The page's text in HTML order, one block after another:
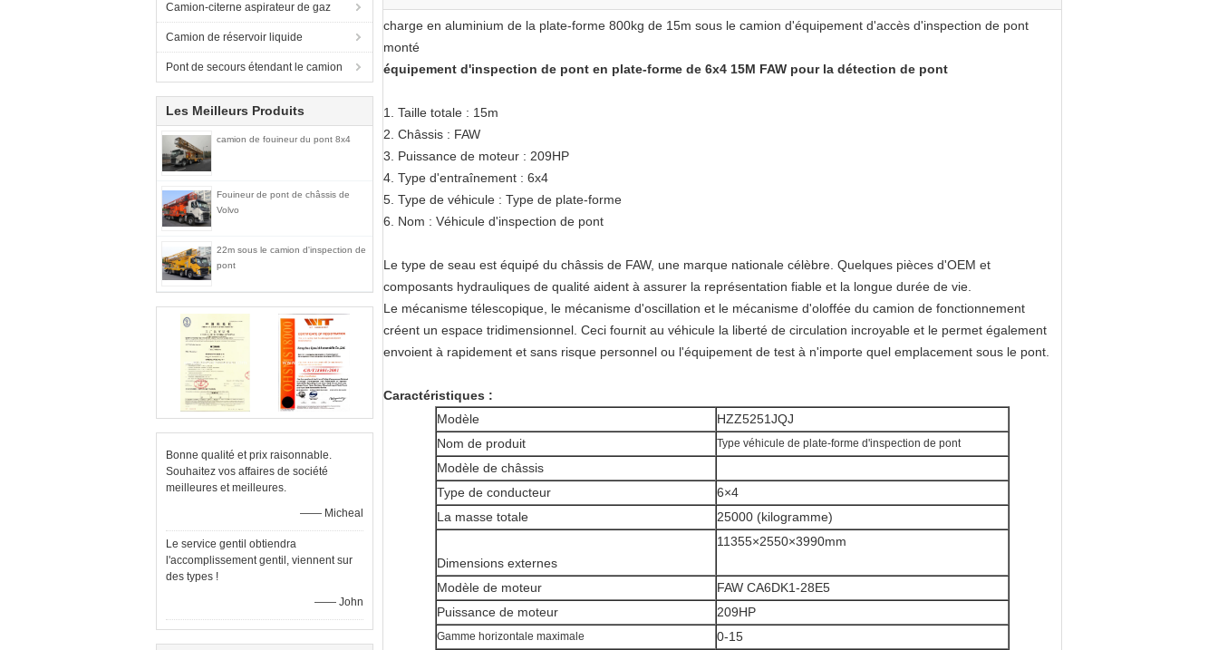
Camion-citerne aspirateur de gaz
Camion de réservoir liquide
Pont de secours étendant le camion
Les Meilleurs Produits
camion de fouineur du pont 8x4
Fouineur de pont de châssis de
Volvo
22m sous le camion d'inspection de
pont
Bonne qualité et prix raisonnable.
Souhaitez vos affaires de société
meilleures et meilleures.
—— Micheal
Le service gentil obtiendra
l'accomplissement gentil, viennent sur
des types !
—— John
charge en aluminium de la plate-forme 800kg de 15m sous le camion d'équipement d'accès d'inspection de pont
monté
équipement d'inspection de pont en plate-forme de 6x4 15M FAW pour la détection de pont
1. Taille totale : 15m
2. Châssis : FAW
3. Puissance de moteur : 209HP
4. Type d'entraînement : 6x4
5. Type de véhicule : Type de plate-forme
6. Nom : Véhicule d'inspection de pont
Le type de seau est équipé du châssis de FAW, une marque nationale célèbre. Quelques pièces d'OEM et
composants hydrauliques de qualité aident à assurer la représentation fiable et la longue durée de vie.
Le mécanisme télescopique, le mécanisme d'oscillation et le mécanisme d'oloffée du camion de fonctionnement
créent un espace tridimensionnel. Ceci fournit au véhicule la liberté de circulation incroyable et le permet également
envoient à rapidement et sans risque personnel ou l'équipement de test à n'importe quel emplacement sous le pont.
Caractéristiques :
Modèle
HZZ5251JQJ
Nom de produit
Type véhicule de plate-forme d'inspection de pont
Modèle de châssis
Type de conducteur
6×4
La masse totale
25000 (kilogramme)
Dimensions externes
11355×2550×3990mm
Modèle de moteur
FAW CA6DK1-28E5
Puissance de moteur
209HP
Gamme horizontale maximale 0-15